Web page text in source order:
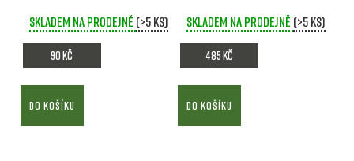
Skladem na prodejně (>5 ks)
90 Kč
DO KOŠÍKU
Army shop
Skladem na prodejně (>5 ks)
485 Kč
DO KOŠÍKU